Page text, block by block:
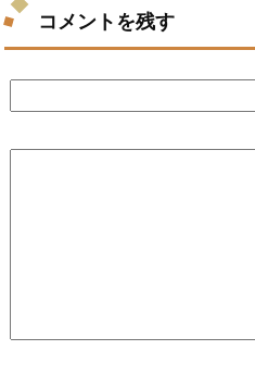
コメントを残す